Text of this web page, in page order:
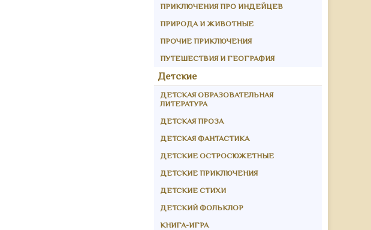
ПРИКЛЮЧЕНИЯ ПРО ИНДЕЙЦЕВ
ПРИРОДА И ЖИВОТНЫЕ
ПРОЧИЕ ПРИКЛЮЧЕНИЯ
ПУТЕШЕСТВИЯ И ГЕОГРАФИЯ
Детские
ДЕТСКАЯ ОБРАЗОВАТЕЛЬНАЯ
ЛИТЕРАТУРА
ДЕТСКАЯ ПРОЗА
ДЕТСКАЯ ФАНТАСТИКА
ДЕТСКИЕ ОСТРОСЮЖЕТНЫЕ
ДЕТСКИЕ ПРИКЛЮЧЕНИЯ
ДЕТСКИЕ СТИХИ
ДЕТСКИЙ ФОЛЬКЛОР
КНИГА-ИГРА